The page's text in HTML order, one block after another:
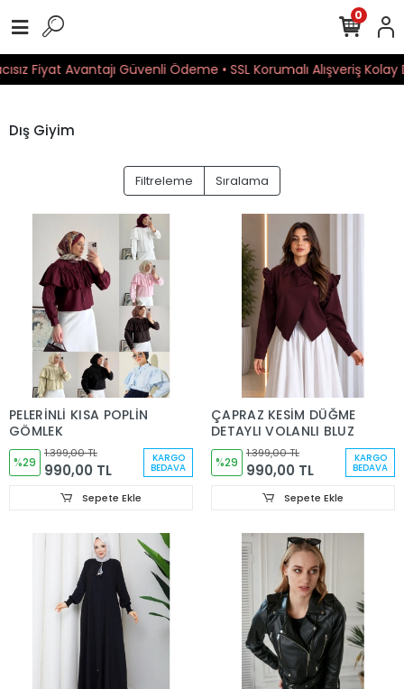
Fiyat Avantajı Güvenli Ödeme • SSL Korumalı Alışveriş
0
Dış Giyim
Filtreleme Sıralama
PELERİNLİ KISA POPLİN
GÖMLEK
%29
1.399,00 TL
990,00 TL
KARGO
BEDAVA
Sepete Ekle
ÇAPRAZ KESİM DÜĞME
DETAYLI VOLANLI BLUZ
%29
1.399,00 TL
990,00 TL
KARGO
BEDAVA
Sepete Ekle